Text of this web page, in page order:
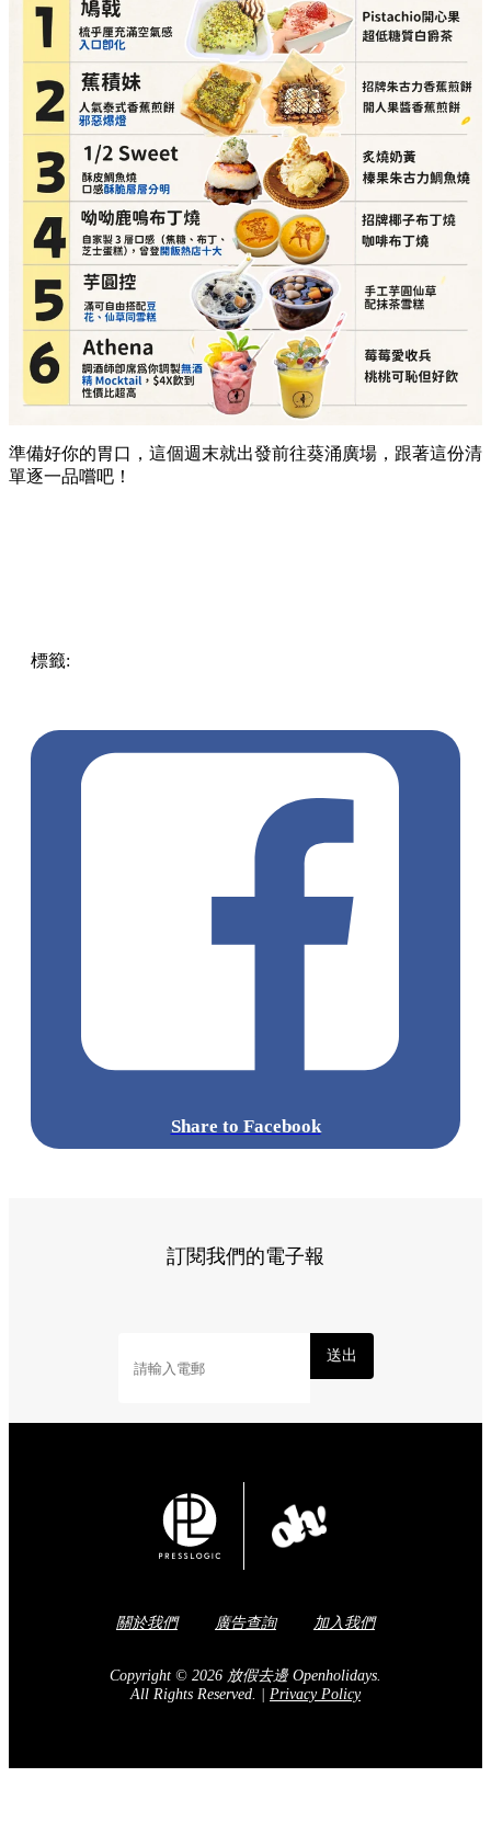
準備好你的胃口，這個週末就出發前往葵涌廣場，跟著這份清
單逐一品嚐吧！
標籤:
Share to Facebook
訂閱我們的電子報
送出
關於我們 廣告查詢 加入我們
Copyright © 2026 放假去邊 Openholidays.
All Rights Reserved.
Privacy Policy